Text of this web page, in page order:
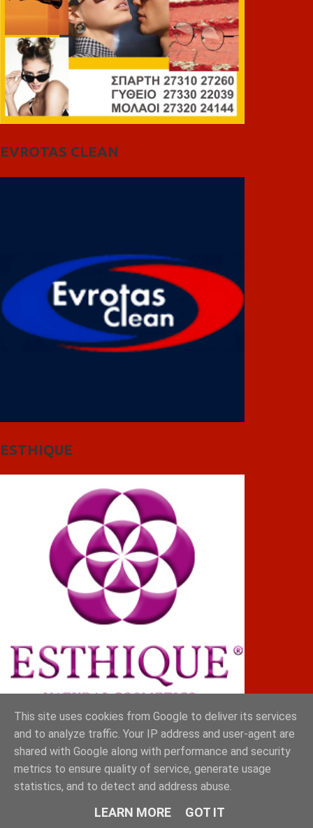
EVROTAS CLEAN
ESTHIQUE
ΓΡΗΓΟΡΗΣ
This site uses cookies from Google to deliver its services
and to analyze traffic. Your IP address and user-agent are
shared with Google along with performance and security
metrics to ensure quality of service, generate usage
statistics, and to detect and address abuse.
LEARN MORE GOT IT